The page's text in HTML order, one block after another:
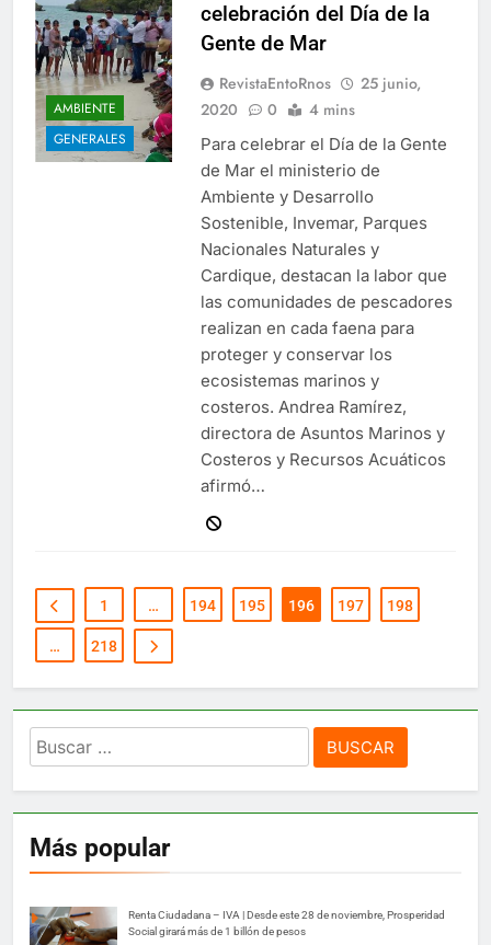
AMBIENTE
GENERALES
celebración del Día de la
Gente de Mar
RevistaEntoRnos
25 junio,
2020
0 4 mins
Para celebrar el Día de la Gente
de Mar el ministerio de
Ambiente y Desarrollo
Sostenible, Invemar, Parques
Nacionales Naturales y
Cardique, destacan la labor que
las comunidades de pescadores
realizan en cada faena para
proteger y conservar los
ecosistemas marinos y
costeros. Andrea Ramírez,
directora de Asuntos Marinos y
Costeros y Recursos Acuáticos
afirmó…
1 … 194 195 196 197 198
… 218
Buscar:
Más popular
Renta Ciudadana – IVA | Desde este 28 de noviembre, Prosperidad
Social girará más de 1 billón de pesos